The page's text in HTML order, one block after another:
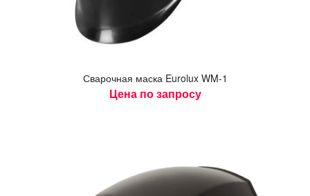
Сва­роч­ная мас­ка Eurolux WM-1
Цена по запросу